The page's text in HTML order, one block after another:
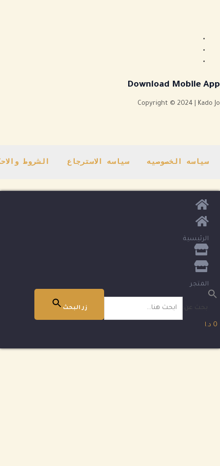
Download Mobile App
Copyright © 2024 | Kado Jo
سياسه الخصوصيه سياسه الاسترجاع الشروط
الرئيسية
المتجر
بحث عن: زر البحث
0 د.ا